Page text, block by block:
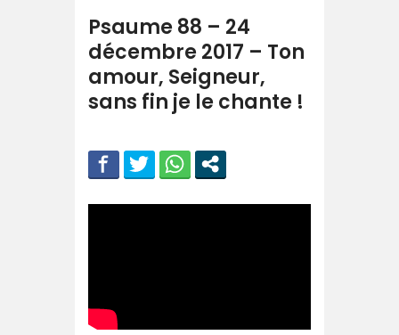
Nous aider
Psaume 88 – 24
décembre 2017 – Ton
amour, Seigneur,
sans fin je le chante !